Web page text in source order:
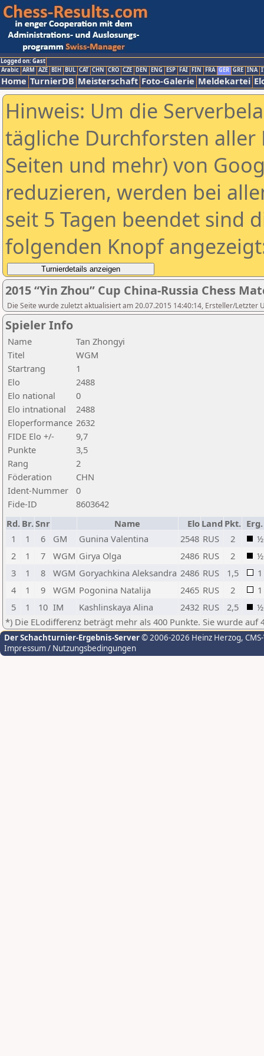
Logged on: Gast
Arabic ARM AZE BIH BUL CAT CHN CRO CZE DEN ENG ESP FAI FIN FRA GER GRE INA
Home TurnierDB Meisterschaft Foto-Galerie Meldekartei
Hinweis: Um die
tägliche Durchforsten aller
Seiten und mehr) von
reduzieren, werden bei
seit 5 Tagen beendet sind
folgenden Knopf
2015 “Yin Zhou” Cup China-Russia Chess
Die Seite wurde zuletzt aktualisiert am 20.07.2015 14:40:14, Ersteller/Letzter
Spieler Info
Name
Tan Zhongyi
Titel
WGM
Startrang
1
Elo
2488
Elo national
0
Elo intnational
2488
Eloperformance 2632
FIDE Elo +/-
9,7
Punkte
3,5
Rang
2
Föderation
CHN
Ident-Nummer
0
Fide-ID
8603642
Rd. Br.Snr Name Elo Land Pkt. Erg.
1
1 6 GM Gunina Valentina 2548 RUS 2
½
2
1 7 WGM Girya Olga 2486 RUS 2
½
3
1 8 WGM Goryachkina Aleksandra 2486 RUS 1,5
1
4
1 9 WGM Pogonina Natalija 2465 RUS 2
1
5
1 10 IM Kashlinskaya Alina 2432 RUS 2,5
½
*) Die ELodifferenz beträgt mehr als 400 Punkte. Sie wurde auf
Der Schachturnier-Ergebnis-Server© 2006-2026 Heinz Herzog,
Impressum / Nutzungsbedingungen